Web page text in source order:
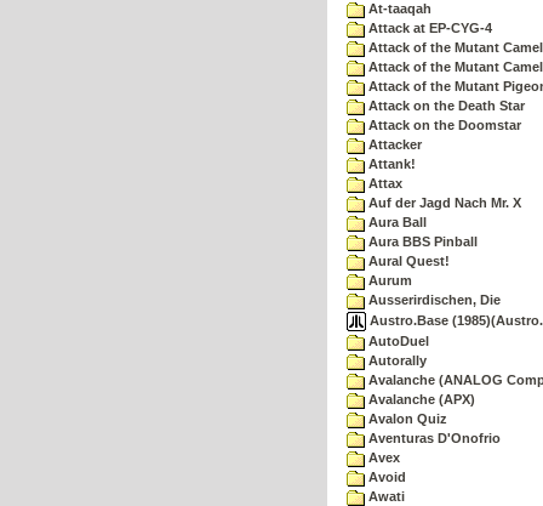
At-taaqah
Attack at EP-CYG-4
Attack of the Mutant
Attack of the Mutant
Attack of the Mutant
Attack on the Death Star
Attack on the Doomstar
Attacker
Attank!
Attax
Auf der Jagd Nach Mr. X
Aura Ball
Aura BBS Pinball
Aural Quest!
Aurum
Ausserirdischen, Die
Austro.Base
AutoDuel
Autorally
Avalanche (ANALOG
Avalanche (APX)
Avalon Quiz
Aventuras D'Onofrio
Avex
Avoid
Awati